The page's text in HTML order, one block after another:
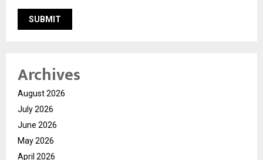
Archives
August 2026
July 2026
June 2026
May 2026
April 2026